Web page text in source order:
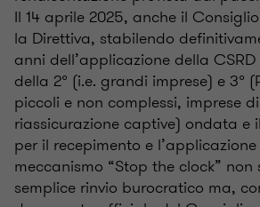
Il 14 aprile 2025, anche il
la Direttiva, stabilendo
anni dell’applicazione della
della 2° (i.e. grandi imprese) e 3°
piccoli e non complessi, imprese
riassicurazione captive) ondata e
per il recepimento e
meccanismo “Stop the clock”
semplice rinvio burocratico ma,